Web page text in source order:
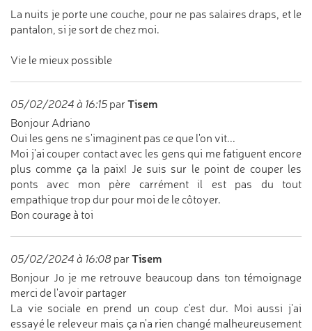
La nuits je porte une couche, pour ne pas salaires draps, et le
pantalon, si je sort de chez moi.
Vie le mieux possible
05/02/2024 à 16:15 par Tisem
Bonjour Adriano
Oui les gens ne s'imaginent pas ce que l'on vit...
Moi j'ai couper contact avec les gens qui me fatiguent encore
plus comme ça la paix! Je suis sur le point de couper les
ponts avec mon père carrément il est pas du tout
empathique trop dur pour moi de le côtoyer.
Bon courage à toi
05/02/2024 à 16:08 par Tisem
Bonjour Jo je me retrouve beaucoup dans ton témoignage
merci de l'avoir partager
La vie sociale en prend un coup c'est dur. Moi aussi j'ai
essayé le releveur mais ça n'a rien changé malheureusement